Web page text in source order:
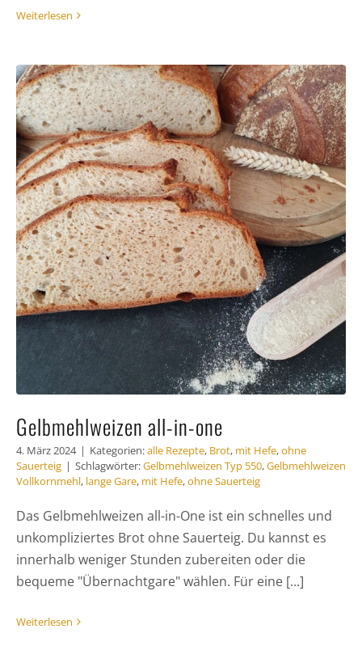
Weiterlesen
Gelbmehlweizen all-in-one
4. März 2024 | Kategorien:alle Rezepte, Brot, mit Hefe,ohne
Sauerteig | Schlagwörter:Gelbmehlweizen Typ 550,Gelbmehlweizen
Vollkornmehl, lange Gare, mit Hefe,ohne Sauerteig
Das Gelbmehlweizen all-in-One ist ein schnelles und
unkompliziertes Brot ohne Sauerteig. Du kannst es
innerhalb weniger Stunden zubereiten oder die
bequeme "Übernachtgare" wählen. Für eine [...]
Weiterlesen